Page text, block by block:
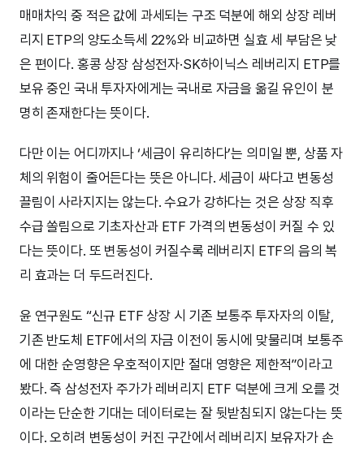
매매차익 중 적은 값에 과세되는 구조 덕분에 해외 상장 레버
리지 ETP의 양도소득세 22%와 비교하면 실효 세 부담은 낮
은 편이다. 홍콩 상장 삼성전자·SK하이닉스 레버리지 ETP를
보유 중인 국내 투자자에게는 국내로 자금을 옮길 유인이 분
명히 존재한다는 뜻이다.
다만 이는 어디까지나 ‘세금이 유리하다’는 의미일 뿐, 상품 자
체의 위험이 줄어든다는 뜻은 아니다. 세금이 싸다고 변동성
끌림이 사라지지는 않는다. 수요가 강하다는 것은 상장 직후
수급 쏠림으로 기초자산과 ETF 가격의 변동성이 커질 수 있
다는 뜻이다. 또 변동성이 커질수록 레버리지 ETF의 음의 복
리 효과는 더 두드러진다.
윤 연구원도 “신규 ETF 상장 시 기존 보통주 투자자의 이탈,
기존 반도체 ETF에서의 자금 이전이 동시에 맞물리며 보통주
에 대한 순영향은 우호적이지만 절대 영향은 제한적”이라고
봤다. 즉 삼성전자 주가가 레버리지 ETF 덕분에 크게 오를 것
이라는 단순한 기대는 데이터로는 잘 뒷받침되지 않는다는 뜻
이다. 오히려 변동성이 커진 구간에서 레버리지 보유자가 손